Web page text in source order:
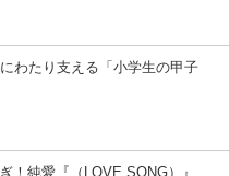
わたり支える「小学生の甲子
！純愛『（LOVE SONG）』